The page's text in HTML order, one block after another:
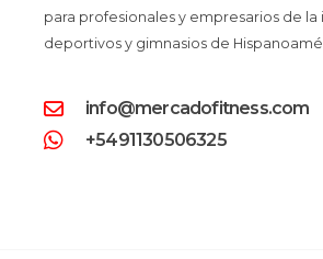
para profesionales y empresarios de
deportivos y gimnasios de
info@mercadofitness.com
+5491130506325